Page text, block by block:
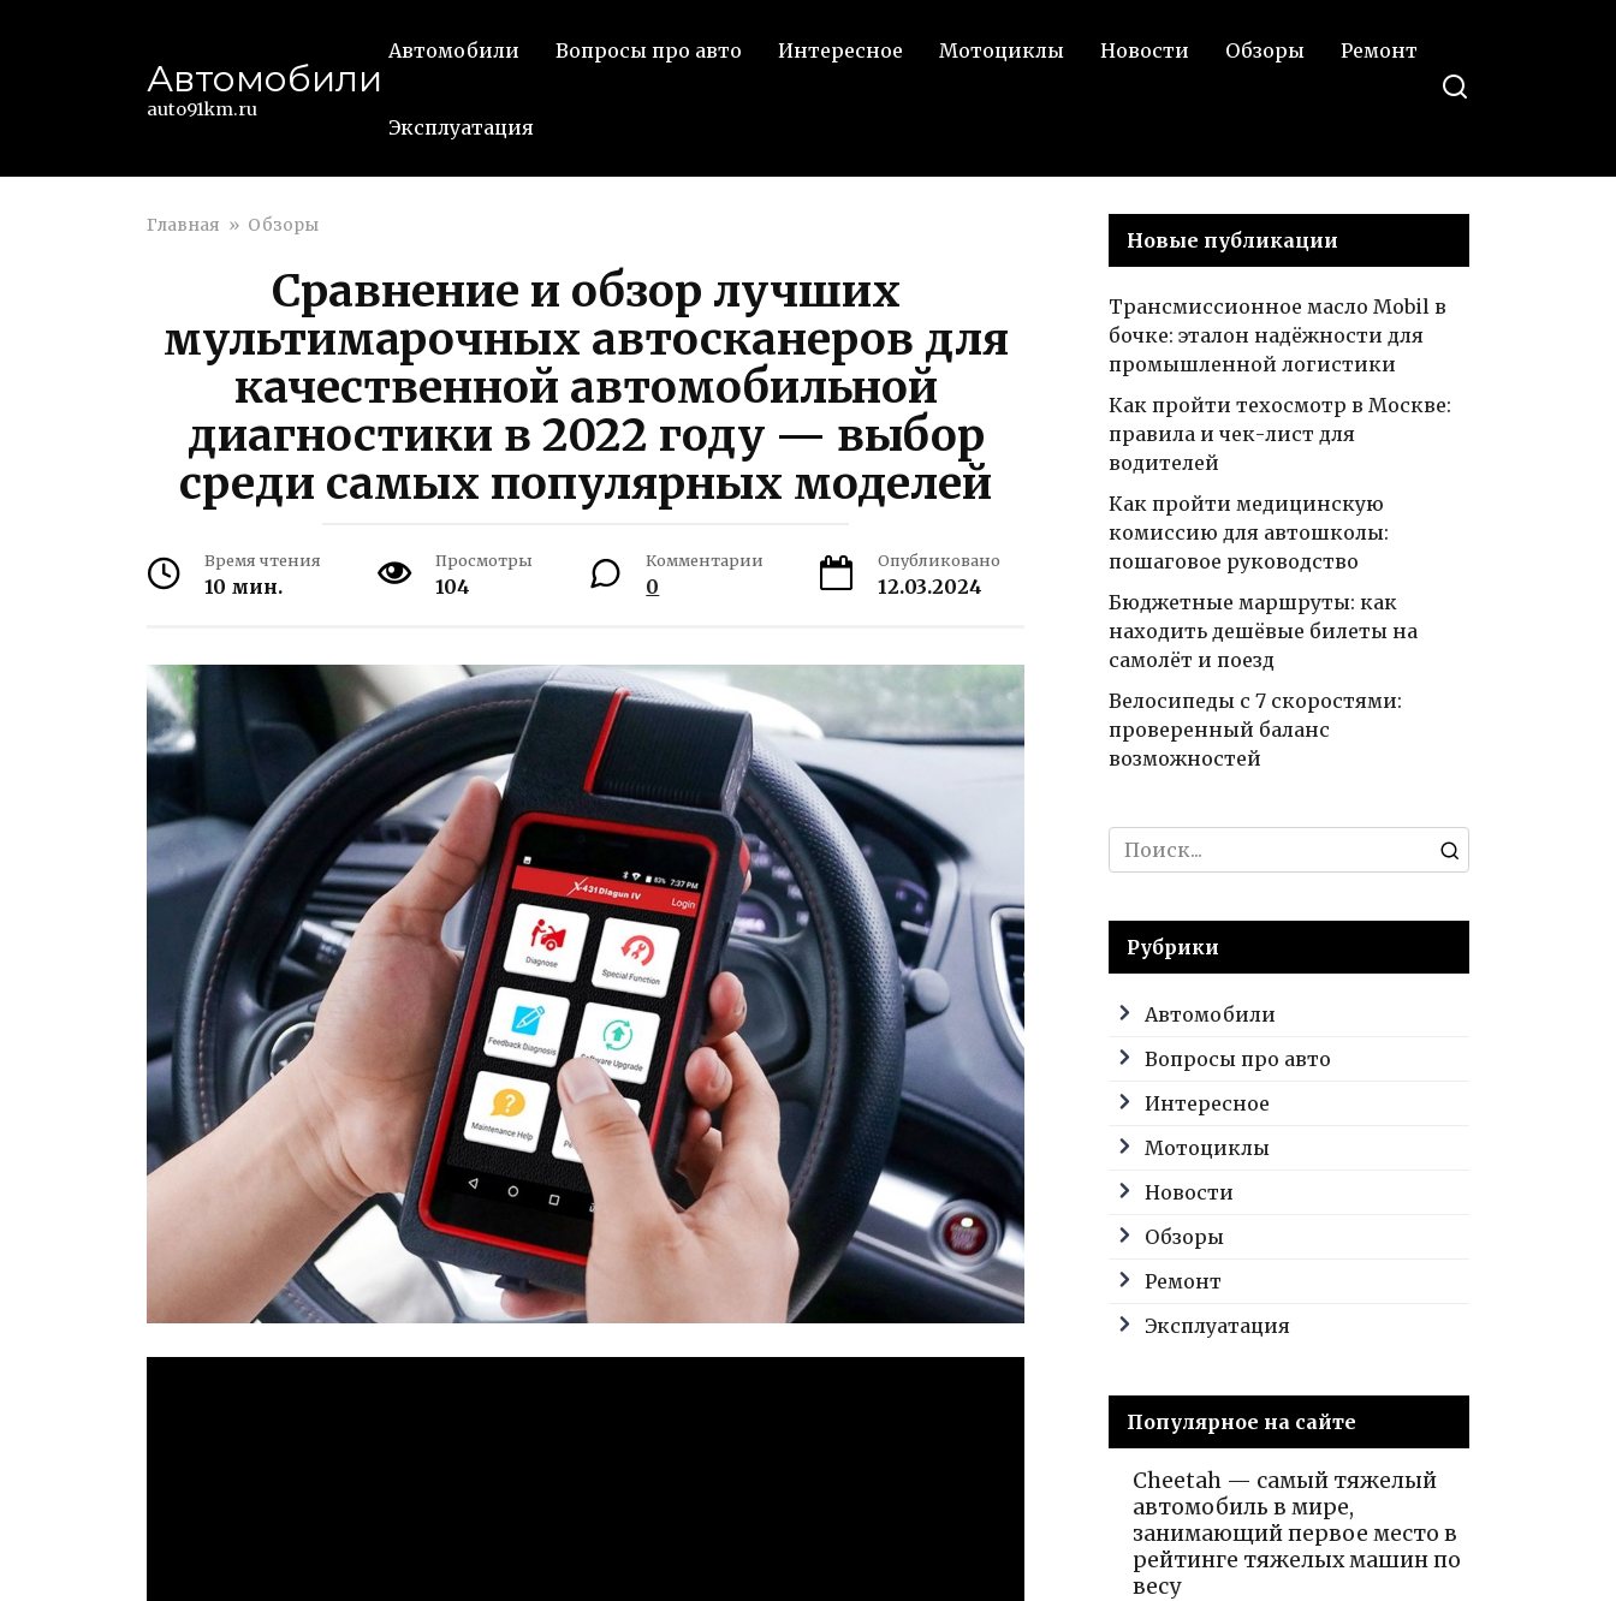
Автомобили
auto91km.ru
Автомобили Вопросы про авто Интересное Мотоциклы Новости Обзоры Ремонт
Эксплуатация
Главная » Обзоры
Сравнение и обзор лучших
мультимарочных автосканеров для
качественной автомобильной
диагностики в 2022 году — выбор
среди самых популярных моделей
Время чтения
10 мин.
Просмотры
104
Комментарии
0
Опубликовано
12.03.2024
Новые публикации
Трансмиссионное масло Mobil в
бочке: эталон надёжности для
промышленной логистики
Как пройти техосмотр в Москве:
правила и чек-лист для
водителей
Как пройти медицинскую
комиссию для автошколы:
пошаговое руководство
Бюджетные маршруты: как
находить дешёвые билеты на
самолёт и поезд
Велосипеды с 7 скоростями:
проверенный баланс
возможностей
Search
for:
Рубрики
Автомобили
Вопросы про авто
Интересное
Мотоциклы
Новости
Обзоры
Ремонт
Эксплуатация
Популярное на сайте
Cheetah — самый тяжелый
автомобиль в мире,
занимающий первое место в
рейтинге тяжелых машин по
весу